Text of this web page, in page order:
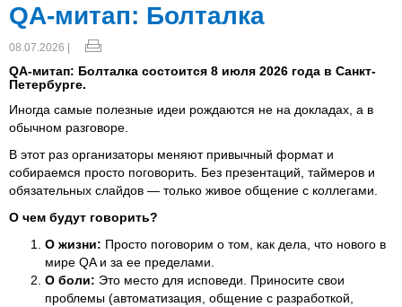
QA-митап: Болталка
08.07.2026 |
QA-митап: Болталка состоится 8 июля 2026 года в Санкт-
Петербурге.
Иногда самые полезные идеи рождаются не на докладах, а в
обычном разговоре.
В этот раз организаторы меняют привычный формат и
собираемся просто поговорить. Без презентаций, таймеров и
обязательных слайдов — только живое общение с коллегами.
О чем будут говорить?
О жизни: Просто поговорим о том, как дела, что нового в
мире QA и за ее пределами.
О боли: Это место для исповеди. Приносите свои
проблемы (автоматизация, общение с разработкой,